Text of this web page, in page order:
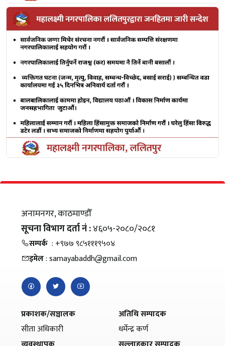
अनामनगर, काठमाण्डौँ
सूचना विभाग दर्ता नं :४६०५-२०८०/२०८१
सम्पर्क : +९७७ ९८५१११९५०४
इमेल: samayabaddh@gmail.com
प्रकाशक/सञ्चालक
सीता अधिकारी
अतिथि सम्पादक
धर्मेन्द्र कर्ण